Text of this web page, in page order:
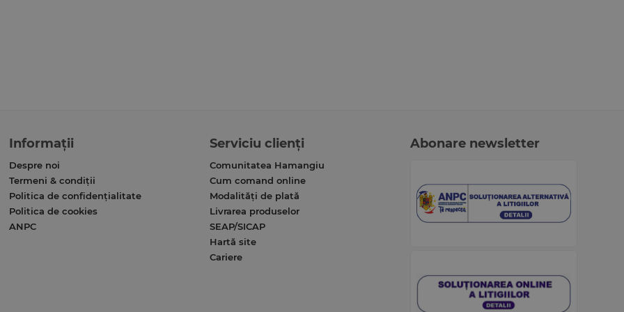
Informații
Despre noi
Termeni & condiții
Politica de confidențialitate
Politica de cookies
ANPC
Serviciu clienți
Comunitatea Hamangiu
Cum comand online
Modalități de plată
Livrarea produselor
SEAP/SICAP
Hartă site
Cariere
Abonare newsletter